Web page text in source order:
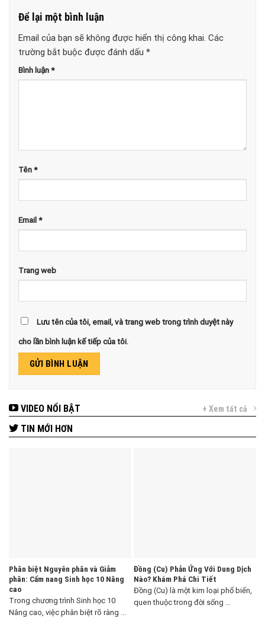
Để lại một bình luận
Email của bạn sẽ không được hiển thị công khai. Các
trường bắt buộc được đánh dấu *
Bình luận*
Tên*
Email*
Trang web
Lưu tên của tôi, email, và trang web trong trình duyệt này
cho lần bình luận kế tiếp của tôi.
VIDEO NỔI BẬT + Xem tất cả
TIN MỚI HƠN
Phân biệt Nguyên phân và Giảm
phân: Cẩm nang Sinh học 10 Nâng
cao
Trong chương trình Sinh học 10
Nâng cao, việc phân biệt rõ ràng ...
Đồng (Cu) Phản Ứng Với Dung Dịch
Nào? Khám Phá Chi Tiết
Đồng (Cu) là một kim loại phổ biến,
quen thuộc trong đời sống ...